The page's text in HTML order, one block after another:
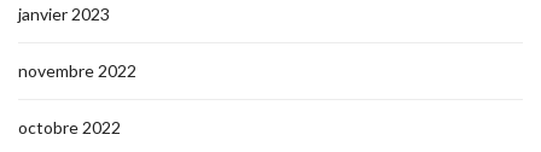
janvier 2023
novembre 2022
octobre 2022